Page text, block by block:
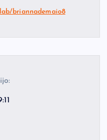
briannademaio8